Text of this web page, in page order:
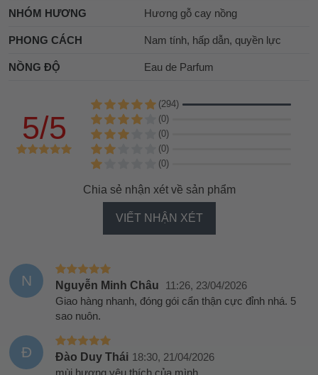
NHÓM HƯƠNG Hương gỗ cay nồng
PHONG CÁCH Nam tính, hấp dẫn, quyền lực
NỒNG ĐỘ Eau de Parfum
5/5
(294)
(0)
(0)
(0)
(0)
Chia sẻ nhận xét về sản phẩm
VIẾT NHẬN XÉT
N Nguyễn Minh Châu
11:26, 23/04/2026
Giao hàng nhanh, đóng gói cẩn thận cực đỉnh nhá. 5
sao nuôn.
Đ Đào Duy Thái 18:30, 21/04/2026